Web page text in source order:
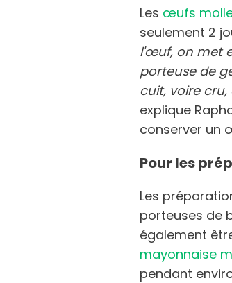
Les œufs
seulement 2
l'œuf, on met
porteuse de
cuit, voire
explique
conserver un
Pour les
Les
porteuses de
également
mayonnaise
pendant